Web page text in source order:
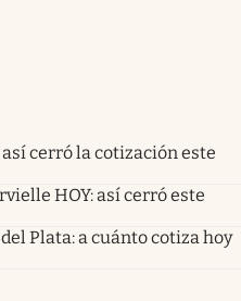
cerró la cotización este
HOY: así cerró este
Plata: a cuánto cotiza hoy